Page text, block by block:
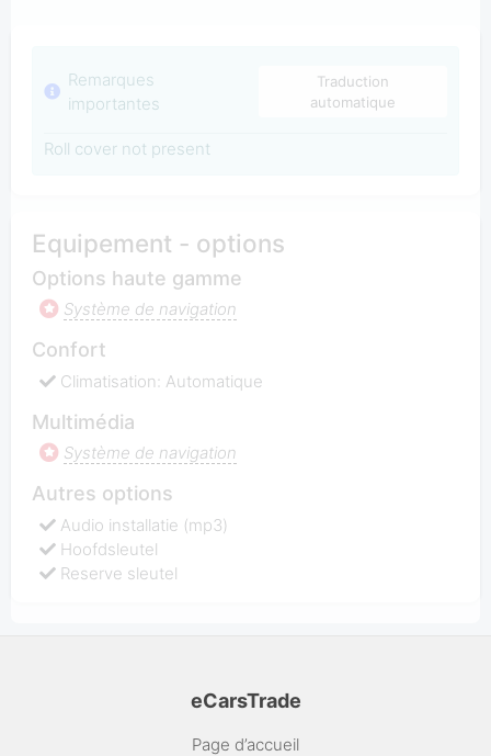
Remarques
importantes
Traduction
automatique
Roll cover not present
Equipement - options
Options haute gamme
Système de navigation
Confort
Climatisation: Automatique
Multimédia
Système de navigation
Autres options
Audio installatie (mp3)
Hoofdsleutel
Reserve sleutel
eCarsTrade
Page d’accueil